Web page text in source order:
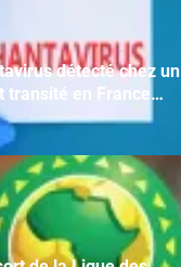
détecté chez un
transité en France